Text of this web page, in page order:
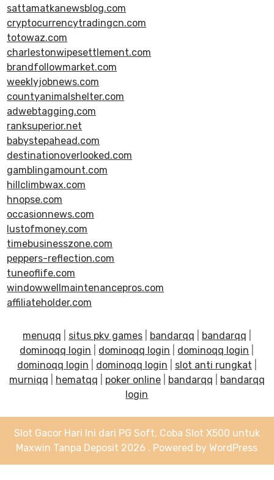
sattamatkanewsblog.com
cryptocurrencytradingcn.com
totowaz.com
charlestonwipesettlement.com
brandfollowmarket.com
weeklyjobnews.com
countyanimalshelter.com
adwebtagging.com
ranksuperior.net
babystepahead.com
destinationoverlooked.com
gamblingamount.com
hillclimbwax.com
hnopse.com
occasionnews.com
lustofmoney.com
timebusinesszone.com
peppers-reflection.com
tuneoflife.com
windowwellmaintenancepros.com
affiliateholder.com
menuqq situs pkv games bandarqq bandarqq
dominoqq login
dominoqq login dominoqq login
dominoqq login
dominoqq login slot anti rungkat
murniqq
hematqq poker online bandarqq
bandarqq
login
Slot Gacor Hari Ini dari PG Soft, Coba Slot X500 untuk
Maxwin Tanpa Deposit 2026 . Powered by WordPress